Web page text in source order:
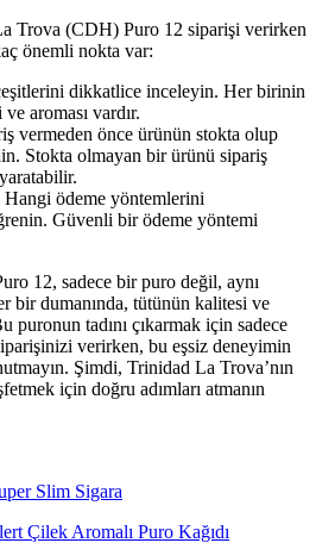
Trova (CDH) Puro 12 siparişi verirken
önemli nokta var:
dikkatlice inceleyin. Her birinin
aroması vardır.
vermeden önce ürünün stokta olup
Stokta olmayan bir ürünü sipariş
Hangi ödeme yöntemlerini
Güvenli bir ödeme yöntemi
12, sadece bir puro değil, aynı
bir dumanında, tütünün kalitesi ve
tadını çıkarmak için sadece
verirken, bu eşsiz deneyimin
Şimdi, Trinidad La Trova’nın
için doğru adımları atmanın
Slim Sigara
Çilek Aromalı Puro Kağıdı